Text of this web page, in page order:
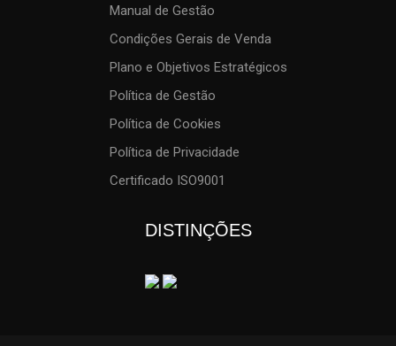
Manual de Gestão
Condições Gerais de Venda
Plano e Objetivos Estratégicos
Política de Gestão
Política de Cookies
Política de Privacidade
Certificado ISO9001
DISTINÇÕES